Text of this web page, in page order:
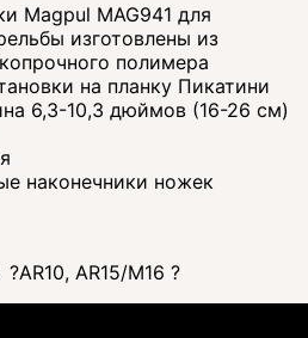
Magpul MAG941 для
изготовлены из
полимера
на планку Пикатини
6,3-10,3 дюймов (16-26 см)
наконечники ножек
?AR10, AR15/M16 ?